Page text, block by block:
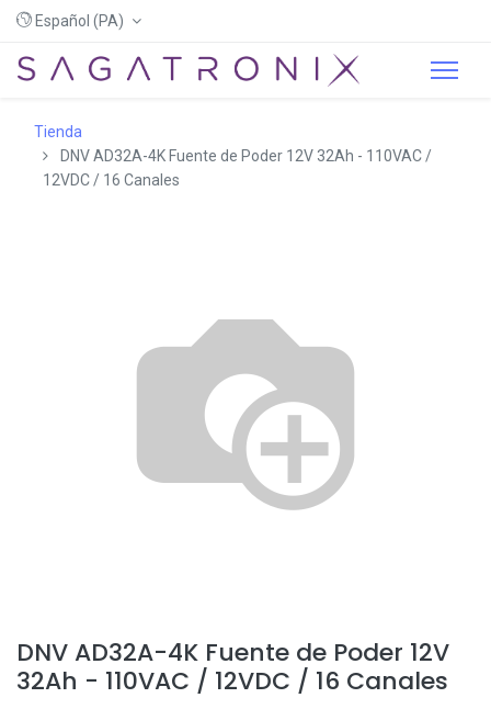
Español (PA)
Tienda
DNV AD32A-4K Fuente de Poder 12V 32Ah - 110VAC /
12VDC / 16 Canales
DNV AD32A-4K Fuente de Poder 12V
32Ah - 110VAC / 12VDC / 16 Canales